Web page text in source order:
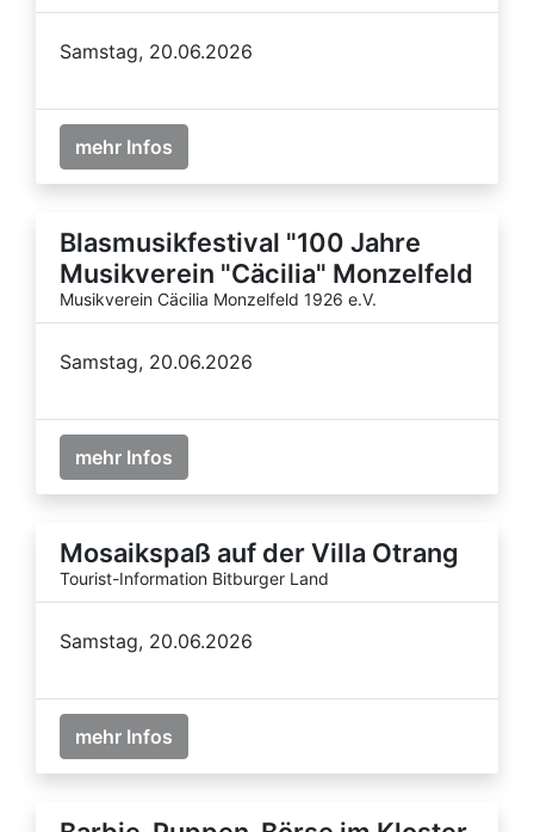
Samstag, 20.06.2026
mehr Infos
Blasmusikfestival "100 Jahre
Musikverein "Cäcilia" Monzelfeld
Musikverein Cäcilia Monzelfeld 1926 e.V.
Samstag, 20.06.2026
mehr Infos
Mosaikspaß auf der Villa Otrang
Tourist-Information Bitburger Land
Samstag, 20.06.2026
mehr Infos